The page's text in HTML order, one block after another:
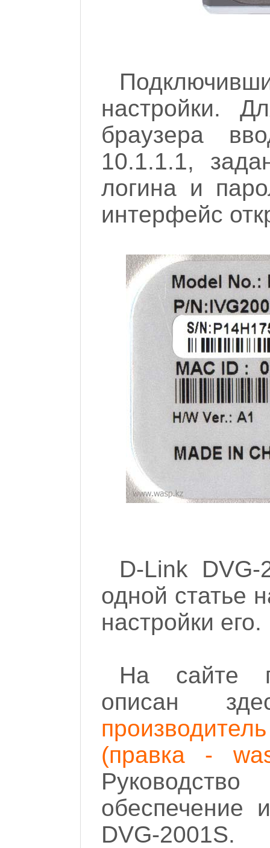
настройки.
браузера
10.1.1.1,
логина и
интерфейс
D-Link
одной статье
настройки его.
На сайте
описан
(правка -
Руководство
обеспечение
DVG-2001S.